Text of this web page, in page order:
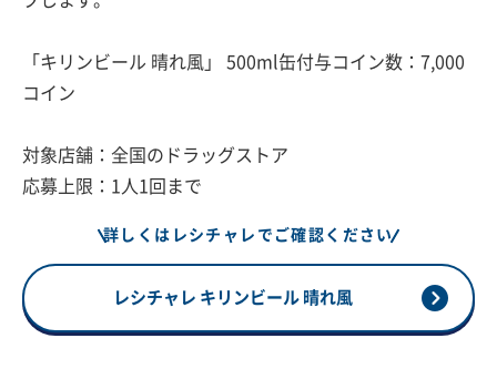
「キリンビール 晴れ風」 500ml缶付与コイン数：7,000
コイン
対象店舗：全国のドラッグストア
応募上限：1人1回まで
詳しくはレシチャレでご確認ください
レシチャレ キリンビール 晴れ風